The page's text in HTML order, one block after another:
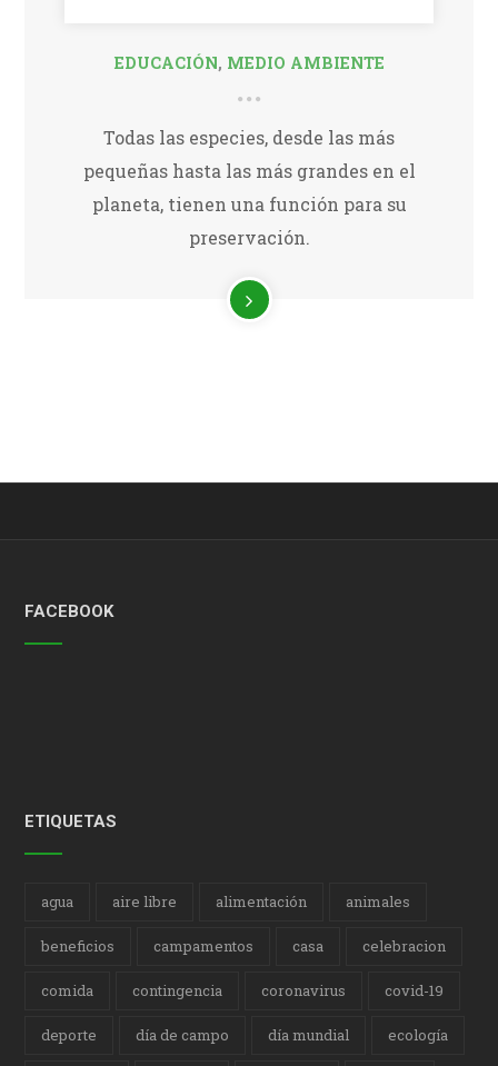
EDUCACIÓN, MEDIO AMBIENTE
Todas las especies, desde las más
pequeñas hasta las más grandes en el
planeta, tienen una función para su
preservación.
FACEBOOK
ETIQUETAS
agua aire libre alimentación animales
beneficios campamentos casa celebracion
comida contingencia coronavirus covid-19
deporte día de campo día mundial ecología